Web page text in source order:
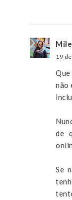
19
não
de
Se